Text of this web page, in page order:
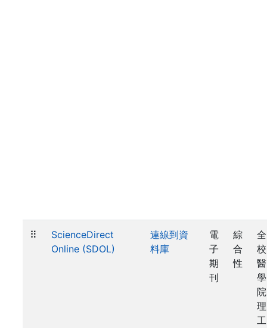
⠿
ScienceDirect
Online (SDOL)
連線到資
料庫
電
子
期
刊
綜
合
性
全
校
醫
學
院
理
工